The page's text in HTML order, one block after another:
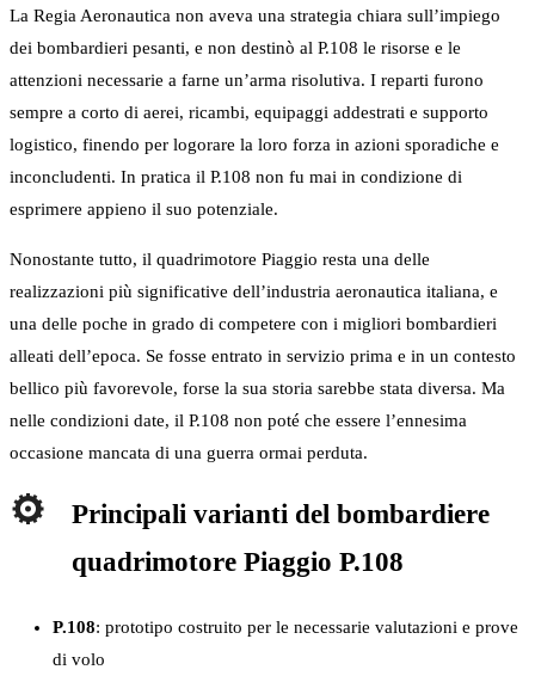
La Regia Aeronautica non aveva una strategia chiara sull’impiego
dei bombardieri pesanti, e non destinò al P.108 le risorse e le
attenzioni necessarie a farne un’arma risolutiva. I reparti furono
sempre a corto di aerei, ricambi, equipaggi addestrati e supporto
logistico, finendo per logorare la loro forza in azioni sporadiche e
inconcludenti. In pratica il P.108 non fu mai in condizione di
esprimere appieno il suo potenziale.
Nonostante tutto, il quadrimotore Piaggio resta una delle
realizzazioni più significative dell’industria aeronautica italiana, e
una delle poche in grado di competere con i migliori bombardieri
alleati dell’epoca. Se fosse entrato in servizio prima e in un contesto
bellico più favorevole, forse la sua storia sarebbe stata diversa. Ma
nelle condizioni date, il P.108 non poté che essere l’ennesima
occasione mancata di una guerra ormai perduta.
Principali varianti del bombardiere
quadrimotore Piaggio P.108
P.108: prototipo costruito per le necessarie valutazioni e prove
di volo